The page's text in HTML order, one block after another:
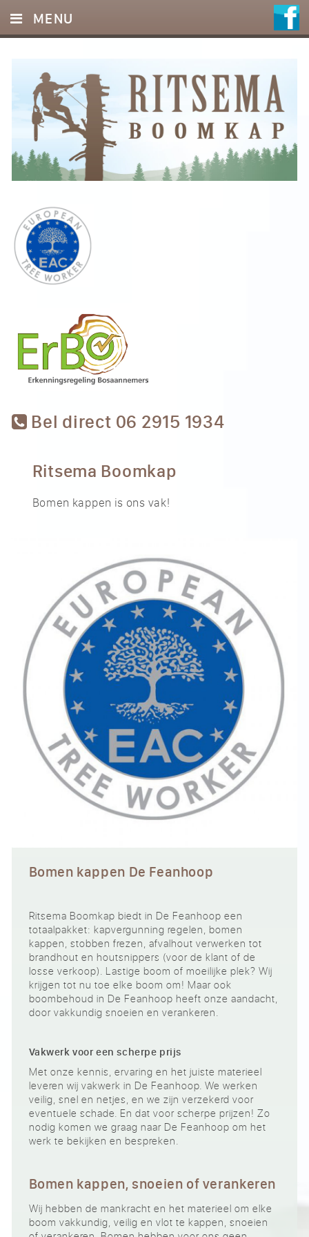
Bel direct 06 2915 1934
MENU
DIENSTEN
FOTO’S
REFERENTIES
OFFERTE
CONTACT
Ritsema Boomkap
Bomen kappen is ons vak!
Bomen kappen De Feanhoop
Ritsema Boomkap biedt in De Feanhoop een
totaalpakket: kapvergunning regelen, bomen
kappen, stobben frezen, afvalhout verwerken tot
brandhout en houtsnippers (voor de klant of de
losse verkoop). Lastige boom of moeilijke plek? Wij
krijgen tot nu toe elke boom om! Maar ook
boombehoud in De Feanhoop heeft onze aandacht,
door vakkundig snoeien en verankeren.
Vakwerk voor een scherpe prijs
Met onze kennis, ervaring en het juiste materieel
leveren wij vakwerk in De Feanhoop. We werken
veilig, snel en netjes, en we zijn verzekerd voor
eventuele schade. En dat voor scherpe prijzen! Zo
nodig komen we graag naar De Feanhoop om het
werk te bekijken en bespreken.
Bomen kappen, snoeien of verankeren
Wij hebben de mankracht en het materieel om elke
boom vakkundig, veilig en vlot te kappen, snoeien